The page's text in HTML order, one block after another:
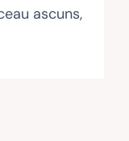
ascuns,